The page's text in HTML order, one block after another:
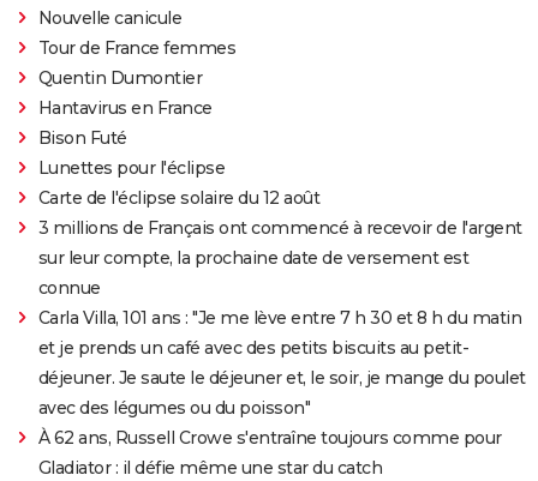
Nouvelle canicule
Tour de France femmes
Quentin Dumontier
Hantavirus en France
Bison Futé
Lunettes pour l'éclipse
Carte de l'éclipse solaire du 12 août
3 millions de Français ont commencé à recevoir de l'argent
sur leur compte, la prochaine date de versement est
connue
Carla Villa, 101 ans : "Je me lève entre 7 h 30 et 8 h du matin
et je prends un café avec des petits biscuits au petit-
déjeuner. Je saute le déjeuner et, le soir, je mange du poulet
avec des légumes ou du poisson"
À 62 ans, Russell Crowe s'entraîne toujours comme pour
Gladiator : il défie même une star du catch